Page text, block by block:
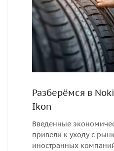
Разберёмся в
Ikon
Введенные
привели к уходу с
иностранных